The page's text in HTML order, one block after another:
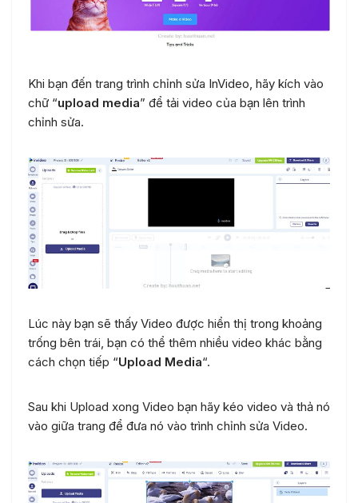
Khi bạn đến trang trình chỉnh sửa InVideo, hãy kích vào
chữ “upload media” để tải video của bạn lên trình
chỉnh sửa.
Lúc này bạn sẽ thấy Video được hiển thị trong khoảng
trống bên trái, bạn có thể thêm nhiều video khác bằng
cách chọn tiếp “Upload Media“.
Sau khi Upload xong Video bạn hãy kéo video và thả nó
vào giữa trang để đưa nó vào trình chỉnh sửa Video.